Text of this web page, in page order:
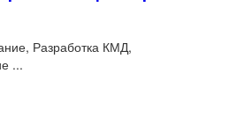
Разработка КМД,
...